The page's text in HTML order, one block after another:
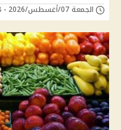
الجمعة 07/أغسطس/2026 - 09:58 ص